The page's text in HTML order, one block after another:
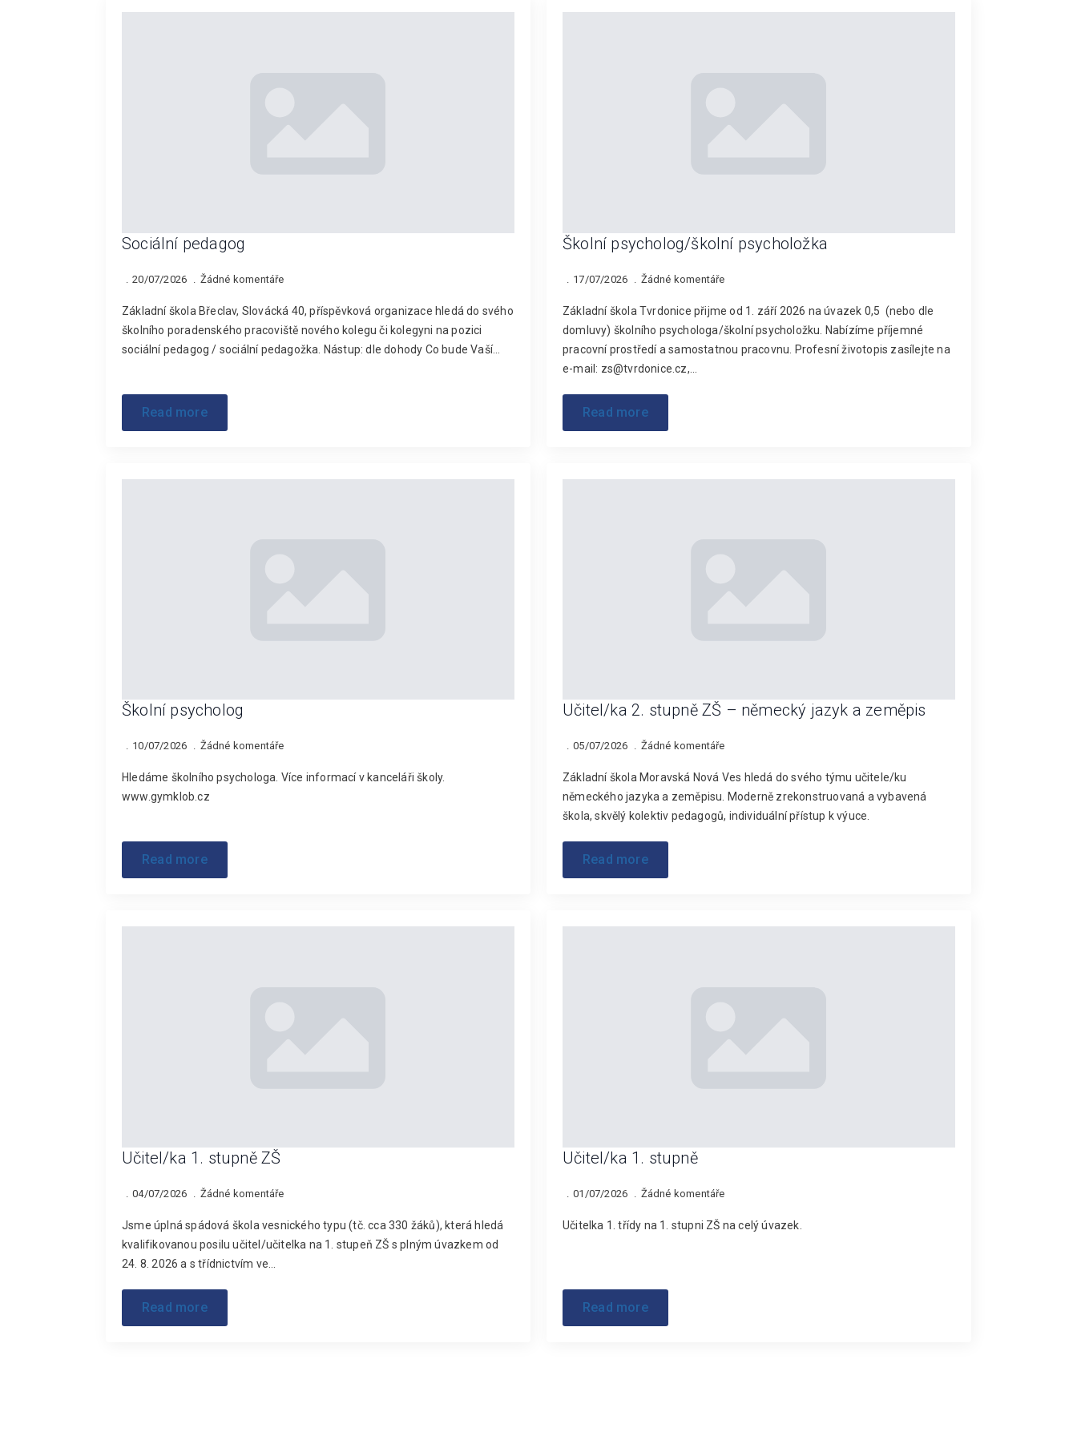
Sociální pedagog
20/07/2026 Žádné komentáře
Základní škola Břeclav, Slovácká 40, příspěvková organizace hledá do svého
školního poradenského pracoviště nového kolegu či kolegyni na pozici
sociální pedagog / sociální pedagožka. Nástup: dle dohody Co bude Vaší…
Read more
Školní psycholog/školní psycholožka
17/07/2026 Žádné komentáře
Základní škola Tvrdonice přijme od 1. září 2026 na úvazek 0,5 (nebo dle
domluvy) školního psychologa/školní psycholožku. Nabízíme příjemné
pracovní prostředí a samostatnou pracovnu. Profesní životopis zasílejte na
e-mail: zs@tvrdonice.cz,…
Read more
Školní psycholog
10/07/2026 Žádné komentáře
Hledáme školního psychologa. Více informací v kanceláři školy.
www.gymklob.cz
Read more
Učitel/ka 2. stupně ZŠ – německý jazyk a zeměpis
05/07/2026 Žádné komentáře
Základní škola Moravská Nová Ves hledá do svého týmu učitele/ku
německého jazyka a zeměpisu. Moderně zrekonstruovaná a vybavená
škola, skvělý kolektiv pedagogů, individuální přístup k výuce.
Read more
Učitel/ka 1. stupně ZŠ
04/07/2026 Žádné komentáře
Jsme úplná spádová škola vesnického typu (tč. cca 330 žáků), která hledá
kvalifikovanou posilu učitel/učitelka na 1. stupeň ZŠ s plným úvazkem od
24. 8. 2026 a s třídnictvím ve…
Read more
Učitel/ka 1. stupně
01/07/2026 Žádné komentáře
Učitelka 1. třídy na 1. stupni ZŠ na celý úvazek.
Read more